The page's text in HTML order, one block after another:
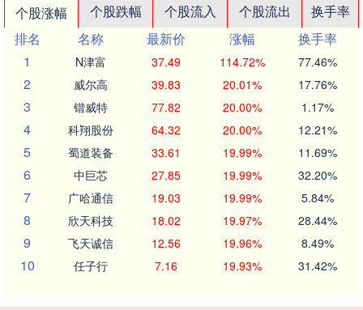
个股涨幅 个股跌幅 个股流入 个股流出
换手率
排名
名称 最新价 涨幅
换手率
1
N津富 37.49 114.72% 77.46%
2 威尔高 39.83 20.01% 17.76%
3 锴威特 77.82 20.00% 1.17%
4 科翔股份 64.32 20.00% 12.21%
5 蜀道装备 33.61 19.99% 11.69%
6 中巨芯 27.85 19.99% 32.20%
7 广哈通信 19.03 19.99% 5.84%
8 欣天科技 18.02 19.97% 28.44%
9 飞天诚信 12.56 19.96% 8.49%
10 任子行 7.16 19.93% 31.42%